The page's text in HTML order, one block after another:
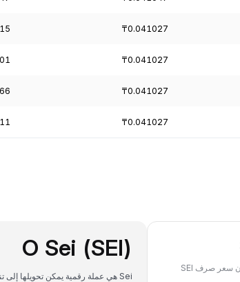
₸0.041027
₸0.041027
₸0.041027
₸0.041027
تعرَّف على قيمة ما تملكه من SEI ‏(Sei) بعملة SEI في أي تاريخ سابق، وقارِن سعر صرف SEI
O Sei (SEI)